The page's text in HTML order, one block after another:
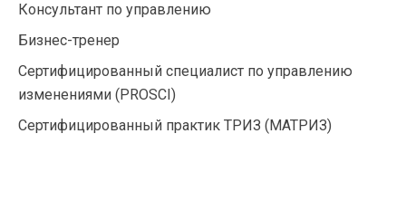
Консультант по управлению
Бизнес-тренер
Сертифицированный специалист по управлению
изменениями (PROSCI)
Сертифицированный практик ТРИЗ (МАТРИЗ)